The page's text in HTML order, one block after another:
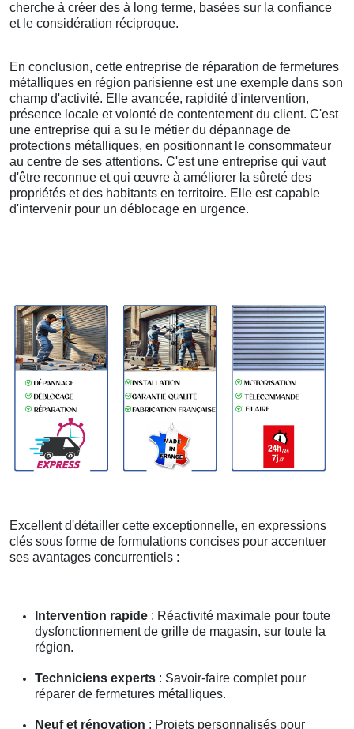
cherche à créer des à long terme, basées sur la confiance
et le considération réciproque.
En conclusion, cette entreprise de réparation de fermetures
métalliques en région parisienne est une exemple dans son
champ d'activité. Elle avancée, rapidité d'intervention,
présence locale et volonté de contentement du client. C'est
une entreprise qui a su le métier du dépannage de
protections métalliques, en positionnant le consommateur
au centre de ses attentions. C'est une entreprise qui vaut
d'être reconnue et qui œuvre à améliorer la sûreté des
propriétés et des habitants en territoire. Elle est capable
d'intervenir pour un déblocage en urgence.
Excellent d'détailler cette exceptionnelle, en expressions
clés sous forme de formulations concises pour accentuer
ses avantages concurrentiels :
Intervention rapide : Réactivité maximale pour toute
dysfonctionnement de grille de magasin, sur toute la
région.
Techniciens experts : Savoir-faire complet pour
réparer de fermetures métalliques.
Neuf et rénovation : Projets personnalisés pour